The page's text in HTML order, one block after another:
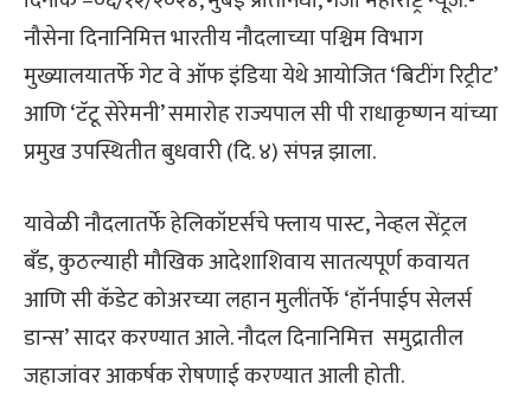
नौसेना दिनानिमित्त भारतीय नौदलाच्या पश्चिम विभाग
मुख्यालयातर्फे गेट वे ऑफ इंडिया येथे आयोजित ‘बिटींग रिट्रीट’
आणि ‘टॅटू सेरेमनी’ समारोह राज्यपाल सी पी राधाकृष्णन यांच्या
प्रमुख उपस्थितीत बुधवारी (दि. ४) संपन्न झाला.
यावेळी नौदलातर्फे हेलिकॉप्टर्सचे फ्लाय पास्ट, नेव्हल सेंट्रल
बँड, कुठल्याही मौखिक आदेशाशिवाय सातत्यपूर्ण कवायत
आणि सी कॅडेट कोअरच्या लहान मुलींतर्फे ‘हॉर्नपाईप सेलर्स
डान्स’ सादर करण्यात आले. नौदल दिनानिमित्त समुद्रातील
जहाजांवर आकर्षक रोषणाई करण्यात आली होती.